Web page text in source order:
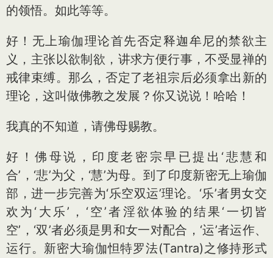
的领悟。如此等等。
好！无上瑜伽理论首先否定释迦牟尼的禁欲主
义，主张以欲制欲，讲求方便行事，不受显禅的
戒律束缚。那么，否定了老祖宗后必须拿出新的
理论，这叫做佛教之发展？你又说说！哈哈！
我真的不知道，请佛母赐教。
好！佛母说，印度老密宗早已提出‘悲慧和
合’，‘悲’为父，‘慧’为母。到了印度新密无上瑜伽
部，进一步完善为‘乐空双运’理论。‘乐’者男女交
欢为‘大乐’，‘空’者淫欲体验的结果‘一切皆
空’，‘双’者必须是男和女一对配合，‘运’者运作、
运行。新密大瑜伽怛特罗法(Tantra)之修持形式